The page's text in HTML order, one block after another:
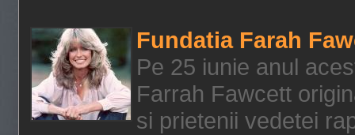
Fundatia Farah
Pe 25 iunie anul
Farrah Fawcett
si prietenii vedetei